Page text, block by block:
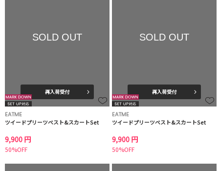
SOLD OUT
再入荷受付
EATME
ツイードプリーツベスト&スカートSet
9,900 円
50%OFF
SOLD OUT
再入荷受付
EATME
ツイードプリーツベスト&スカートSet
9,900 円
50%OFF